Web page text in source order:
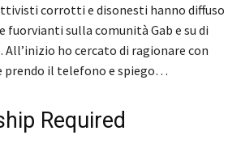
corrotti e disonesti hanno diffuso
fuorvianti sulla comunità Gab e su di
ho cercato di ragionare con
prendo il telefono e spiego…
Required